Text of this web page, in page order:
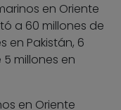
en Oriente
a 60 millones de
en Pakistán, 6
millones en
en Oriente